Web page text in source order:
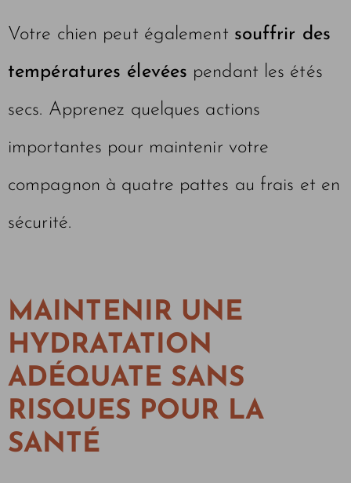
Votre chien peut également souffrir des
températures élevées pendant les étés
secs. Apprenez quelques actions
importantes pour maintenir votre
compagnon à quatre pattes au frais et en
sécurité.
MAINTENIR UNE
HYDRATATION
ADÉQUATE SANS
RISQUES POUR LA
SANTÉ